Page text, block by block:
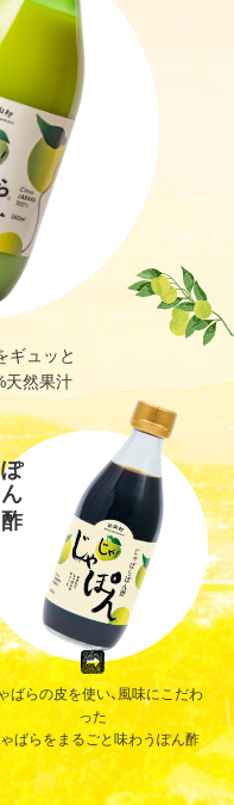
ギュッと
天然果汁
ぽん酢
ばらの皮を使い、風味にこだわ
った
ばらをまるごと味わうぽん酢